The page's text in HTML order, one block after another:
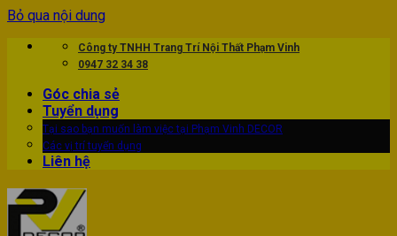
Bỏ qua nội dung
Công ty TNHH Trang Trí Nội Thất Phạm Vinh
0947 32 34 38
Góc chia sẻ
Tuyển dụng
Tại sao bạn muốn làm việc tại Phạm Vinh DECOR
Các vị trí tuyển dụng
Liên hệ